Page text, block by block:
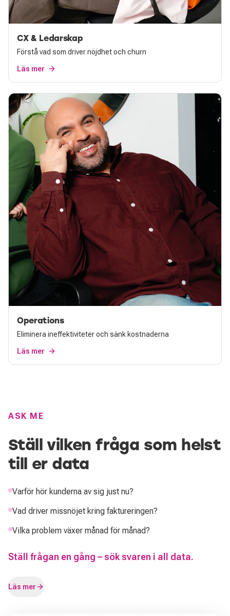
CX & Ledarskap
Förstå vad som driver nöjdhet och churn
Läs mer
Operations
Eliminera ineffektiviteter och sänk kostnaderna
Läs mer
ASK ME
Ställ vilken fråga som helst
till er data
Varför hör kunderna av sig just nu?
Vad driver missnöjet kring faktureringen?
Vilka problem växer månad för månad?
Ställ frågan en gång – sök svaren i all data.
Läs mer